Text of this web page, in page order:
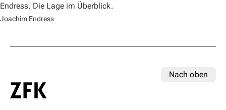
Endress. Die Lage im Überblick.
Joachim Endress
Nach oben